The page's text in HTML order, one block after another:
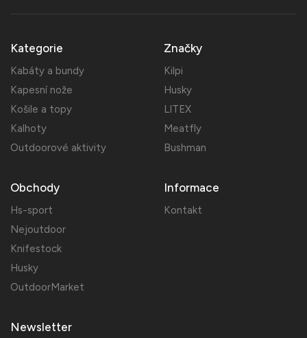
Kategorie
Kabáty a bundy
Kapesní nože
Košile a topy
Kalhoty
Outdoorové aktivity
Značky
Kilpi
Husky
LITEX
Meatfly
Bushman
Obchody
Hs-sport
Nejoutdoor
Knifestock
Husky
OutdoorMarket
Informace
Kontakt
Newsletter